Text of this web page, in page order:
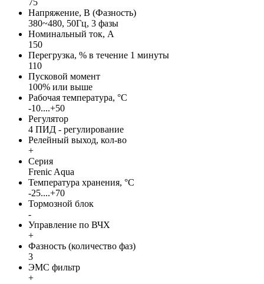
75
Напряжение, В (Фазность)
380~480, 50Гц, 3 фазы
Номинальный ток, А
150
Перегрузка, % в течение 1 минуты
110
Пусковой момент
100% или выше
Рабочая температура, °С
-10....+50
Регулятор
4 ПИД - регулирование
Релейный выход, кол-во
+
Серия
Frenic Aqua
Температура хранения, °С
-25....+70
Тормозной блок
-
Управление по ВЧХ
+
Фазность (количество фаз)
3
ЭМС фильтр
+